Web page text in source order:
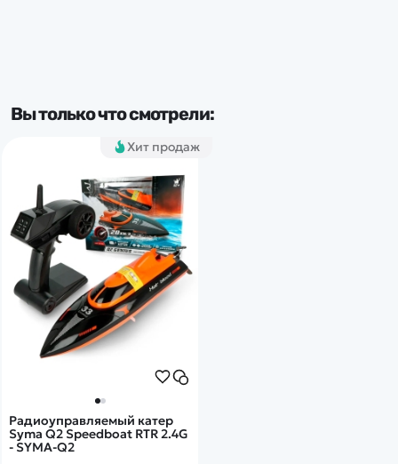
Вы только что смотрели:
Хит продаж
Радиоуправляемый катер
Syma Q2 Speedboat RTR 2.4G
- SYMA-Q2